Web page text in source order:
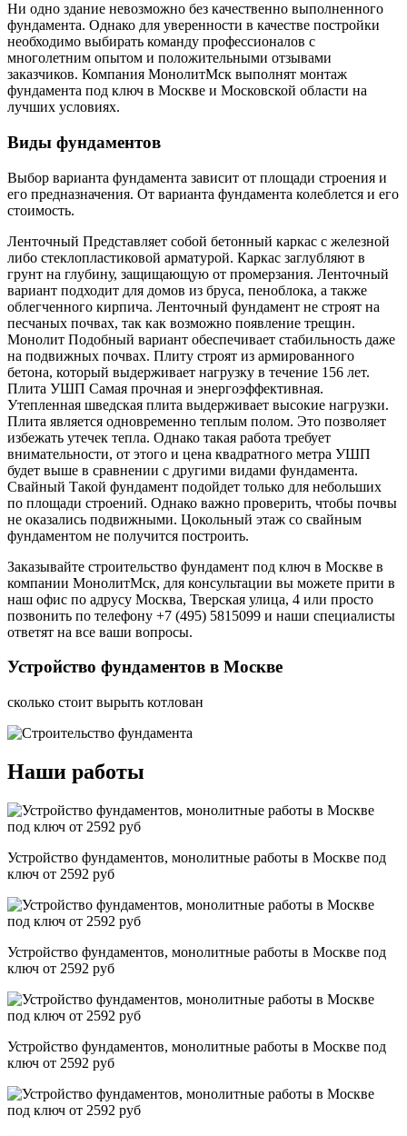
Ни одно здание невозможно без качественно выполненного
фундамента. Однако для уверенности в качестве постройки
необходимо выбирать команду профессионалов с
многолетним опытом и положительными отзывами
заказчиков. Компания МонолитМск выполнят монтаж
фундамента под ключ в Москве и Московской области на
лучших условиях.
Виды фундаментов
Выбор варианта фундамента зависит от площади строения и
его предназначения. От варианта фундамента колеблется и его
стоимость.
Ленточный Представляет собой бетонный каркас с железной
либо стеклопластиковой арматурой. Каркас заглубляют в
грунт на глубину, защищающую от промерзания. Ленточный
вариант подходит для домов из бруса, пеноблока, а также
облегченного кирпича. Ленточный фундамент не строят на
песчаных почвах, так как возможно появление трещин.
Монолит Подобный вариант обеспечивает стабильность даже
на подвижных почвах. Плиту строят из армированного
бетона, который выдерживает нагрузку в течение 156 лет.
Плита УШП Самая прочная и энергоэффективная.
Утепленная шведская плита выдерживает высокие нагрузки.
Плита является одновременно теплым полом. Это позволяет
избежать утечек тепла. Однако такая работа требует
внимательности, от этого и цена квадратного метра УШП
будет выше в сравнении с другими видами фундамента.
Свайный Такой фундамент подойдет только для небольших
по площади строений. Однако важно проверить, чтобы почвы
не оказались подвижными. Цокольный этаж со свайным
фундаментом не получится построить.
Заказывайте строительство фундамент под ключ в Москве в
компании МонолитМск, для консультации вы можете прити в
наш офис по адрусу Москва, Тверская улица, 4 или просто
позвонить по телефону +7 (495) 5815099 и наши специалисты
ответят на все ваши вопросы.
Устройство фундаментов в Москве
сколько стоит вырыть котлован
Наши работы
Устройство фундаментов, монолитные работы в Москве под
ключ от 2592 руб
Устройство фундаментов, монолитные работы в Москве под
ключ от 2592 руб
Устройство фундаментов, монолитные работы в Москве под
ключ от 2592 руб